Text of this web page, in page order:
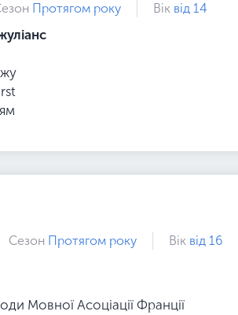
Протягом року Вік від 14
Сезон Протягом року Вік від 16
Мовної Асоціації Франції